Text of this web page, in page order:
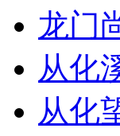
龙门
从化
从化